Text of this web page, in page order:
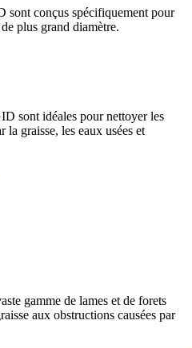
sont conçus spécifiquement pour
plus grand diamètre.
sont idéales pour nettoyer les
la graisse, les eaux usées et
gamme de lames et de forets
aux obstructions causées par